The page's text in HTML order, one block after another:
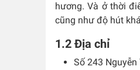
hương. Và ở thời
cũng như độ hút
1.2 Địa chỉ
Số 243 Nguyễn